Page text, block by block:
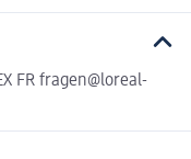
FR fragen@loreal-